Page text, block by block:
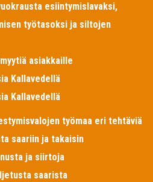
esiintymislavaksi,
työtasoksi ja siltojen
asiakkaille
Kallavedellä
Kallavedellä
työmaa eri tehtäviä
saariin ja takaisin
ja siirtoja
saarista